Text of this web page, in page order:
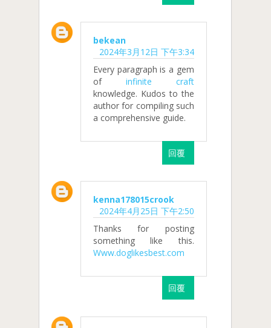
bekean
2024年3月12日 下午3:34
Every paragraph is a gem
of infinite craft
knowledge. Kudos to the
author for compiling such
a comprehensive guide.
回覆
kenna178015crook
2024年4月25日 下午2:50
Thanks for posting
something like this.
Www.doglikesbest.com
回覆